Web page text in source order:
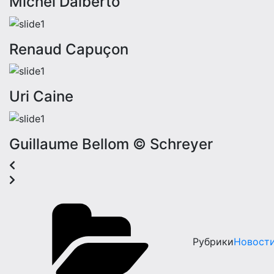
Renaud Capuçon
Uri Caine
Guillaume Bellom © Schreyer
Рубрики